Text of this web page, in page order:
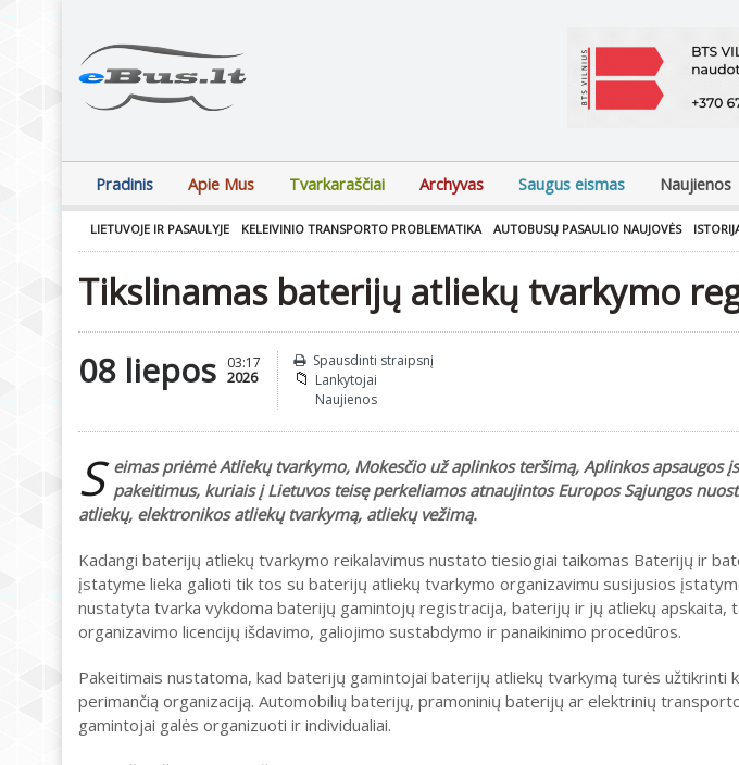
Pradinis Apie Mus Tvarkaraščiai Archyvas Saugus eismas Naujienos
LIETUVOJE IR PASAULYJE KELEIVINIO TRANSPORTO PROBLEMATIKA AUTOBUSŲ PASAULIO NAUJOVĖS
Tikslinamas baterijų atliekų tvarkymo
08 liepos 03:17
2026
Spausdinti straipsnį
Lankytojai
Naujienos
S eimas priėmė Atliekų tvarkymo, Mokesčio už aplinkos teršimą, Aplinkos
pakeitimus, kuriais į Lietuvos teisę perkeliamos atnaujintos Europos Sąjungos
atliekų, elektronikos atliekų tvarkymą, atliekų vežimą.
Kadangi baterijų atliekų tvarkymo reikalavimus nustato tiesiogiai taikomas Baterijų ir
įstatyme lieka galioti tik tos su baterijų atliekų tvarkymo organizavimu susijusios
nustatyta tvarka vykdoma baterijų gamintojų registracija, baterijų ir jų atliekų apskaita,
organizavimo licencijų išdavimo, galiojimo sustabdymo ir panaikinimo procedūros.
Pakeitimais nustatoma, kad baterijų gamintojai baterijų atliekų tvarkymą turės užtikrinti
perimančią organizaciją. Automobilių baterijų, pramoninių baterijų ar elektrinių
gamintojai galės organizuoti ir individualiai.